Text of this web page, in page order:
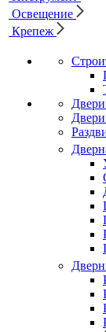
Освещение
Крепеж